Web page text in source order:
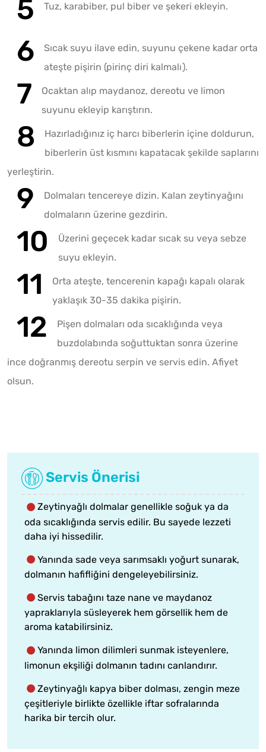
Tuz, karabiber, pul biber ve şekeri ekleyin.
Sıcak suyu ilave edin, suyunu çekene kadar orta
ateşte pişirin (pirinç diri kalmalı).
Ocaktan alıp maydanoz, dereotu ve limon
suyunu ekleyip karıştırın.
Hazırladığınız iç harcı biberlerin içine doldurun,
biberlerin üst kısmını kapatacak şekilde saplarını
yerleştirin.
Dolmaları tencereye dizin. Kalan zeytinyağını
dolmaların üzerine gezdirin.
Üzerini geçecek kadar sıcak su veya sebze
suyu ekleyin.
Orta ateşte, tencerenin kapağı kapalı olarak
yaklaşık 30-35 dakika pişirin.
Pişen dolmaları oda sıcaklığında veya
buzdolabında soğuttuktan sonra üzerine
ince doğranmış dereotu serpin ve servis edin. Afiyet
olsun.
Servis Önerisi
Zeytinyağlı dolmalar genellikle soğuk ya da
oda sıcaklığında servis edilir. Bu sayede lezzeti
daha iyi hissedilir.
Yanında sade veya sarımsaklı yoğurt sunarak,
dolmanın hafifliğini dengeleyebilirsiniz.
Servis tabağını taze nane ve maydanoz
yapraklarıyla süsleyerek hem görsellik hem de
aroma katabilirsiniz.
Yanında limon dilimleri sunmak isteyenlere,
limonun ekşiliği dolmanın tadını canlandırır.
Zeytinyağlı kapya biber dolması, zengin meze
çeşitleriyle birlikte özellikle iftar sofralarında
harika bir tercih olur.